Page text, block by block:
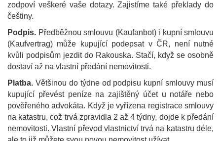
zodpoví veškeré vaše dotazy. Zajistíme také překlady do
češtiny.
Podpis. Předběžnou smlouvu (Kaufanbot) i kupní smlouvu
(Kaufvertrag) může kupující podepsat v ČR, není nutné
kvůli podpisům jezdit do Rakouska. Stačí, když se osobně
dostaví až na vlastní předání nemovitosti.
Platba. Většinou do týdne od podpisu kupní smlouvy musí
kupující převést peníze na zajištěný účet u notáře nebo
pověřeného advokáta. Když je vyřízena registrace smlouvy
na katastru, což trvá zpravidla 2 až 4 týdny, dojde k předání
nemovitosti. Vlastní převod vlastnictví trvá na katastru déle,